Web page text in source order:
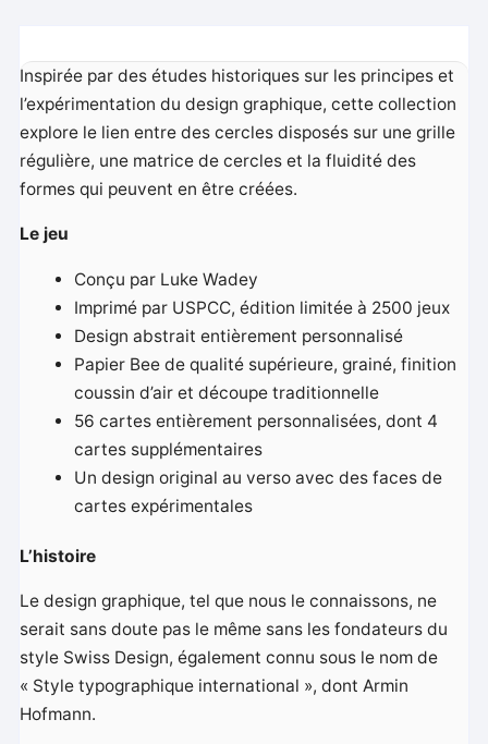
Inspirée par des études historiques sur les principes et
l’expérimentation du design graphique, cette collection
explore le lien entre des cercles disposés sur une grille
régulière, une matrice de cercles et la fluidité des
formes qui peuvent en être créées.
Le jeu
Conçu par Luke Wadey
Imprimé par USPCC, édition limitée à 2500 jeux
Design abstrait entièrement personnalisé
Papier Bee de qualité supérieure, grainé, finition
coussin d’air et découpe traditionnelle
56 cartes entièrement personnalisées, dont 4
cartes supplémentaires
Un design original au verso avec des faces de
cartes expérimentales
L’histoire
Le design graphique, tel que nous le connaissons, ne
serait sans doute pas le même sans les fondateurs du
style Swiss Design, également connu sous le nom de
« Style typographique international », dont Armin
Hofmann.